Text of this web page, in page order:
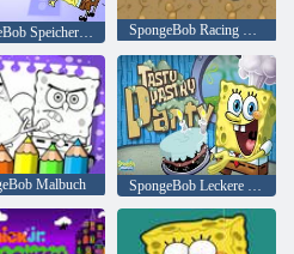
SpongeBob Speicherkarten-Match SpongeBob Racing Turnier
Malbuch SpongeBob Leckere Gebäckparty